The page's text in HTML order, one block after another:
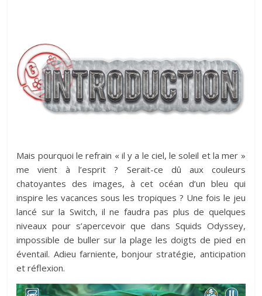
Mais pourquoi le refrain « il y a le ciel, le soleil et la mer »
me vient à l’esprit ? Serait-ce dû aux couleurs
chatoyantes des images, à cet océan d’un bleu qui
inspire les vacances sous les tropiques ? Une fois le jeu
lancé sur la Switch, il ne faudra pas plus de quelques
niveaux pour s’apercevoir que dans Squids Odyssey,
impossible de buller sur la plage les doigts de pied en
éventail. Adieu farniente, bonjour stratégie, anticipation
et réflexion.